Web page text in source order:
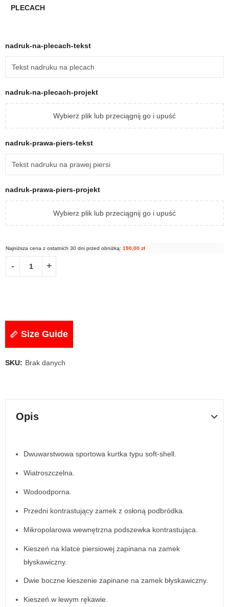
PLECACH
nadruk-na-plecach-tekst
nadruk-na-plecach-projekt
Wybierz plik lub przeciągnij go i upuść
nadruk-prawa-piers-tekst
nadruk-prawa-piers-projekt
Wybierz plik lub przeciągnij go i upuść
Najniższa cena z ostatnich 30 dni przed obniżką: 190,00 zł
Size Guide
SKU: Brak danych
Opis
Dwuwarstwowa sportowa kurtka typu soft-shell.
Wiatroszczelna.
Wodoodporna.
Przedni kontrastujący zamek z osłoną podbródka.
Mikropolarowa wewnętrzna podszewka kontrastująca.
Kieszeń na klatce piersiowej zapinana na zamek
błyskawiczny.
Dwie boczne kieszenie zapinane na zamek błyskawiczny.
Kieszeń w lewym rękawie.